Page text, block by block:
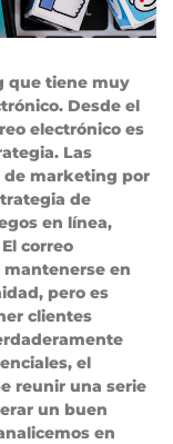
que tiene muy
Desde el
electrónico es
Las
de marketing por
de
en línea,
correo
en
pero es
clientes
el
reunir una serie
un buen
en